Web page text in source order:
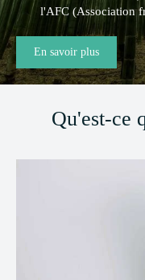
l'AFC (Association
En savoir plus
Qu'est-ce